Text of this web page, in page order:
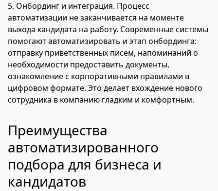
5. Онбординг и интеграция. Процесс
автоматизации не заканчивается на моменте
выхода кандидата на работу. Современные системы
помогают автоматизировать и этап онбординга:
отправку приветственных писем, напоминаний о
необходимости предоставить документы,
ознакомление с корпоративными правилами в
цифровом формате. Это делает вхождение нового
сотрудника в компанию гладким и комфортным.
Преимущества
автоматизированного
подбора для бизнеса и
кандидатов